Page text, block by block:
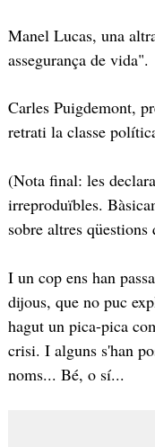
Manel Lucas, una
assegurança de vida".
Carles Puigdemont,
retrati la classe
(Nota final: les
irreproduïbles.
sobre altres qüestions
I un cop ens han
dijous, que no puc
hagut un pica-pica
crisi. I alguns s'han
noms... Bé, o sí...